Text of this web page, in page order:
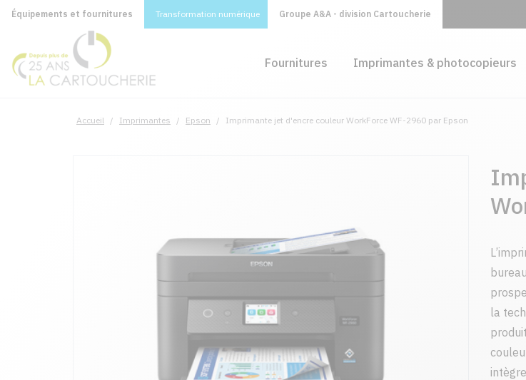
Équipements et fournitures Transformation numérique Groupe A&A - division Cartoucherie
Fournitures Imprimantes & photocopieurs
Accueil / Imprimantes / Epson / Imprimante jet d'encre couleur WorkForce WF-2960 par Epson
la